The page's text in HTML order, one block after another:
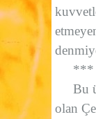
***
Bu
olan